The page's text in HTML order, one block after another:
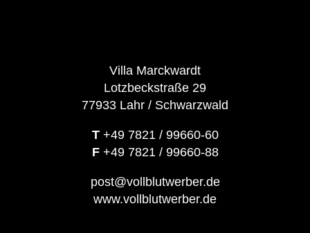
Villa Marckwardt
Lotzbeckstraße 29
77933 Lahr / Schwarzwald
T+49 7821 / 99660-60
F+49 7821 / 99660-88
post@vollblutwerber.de
www.vollblutwerber.de